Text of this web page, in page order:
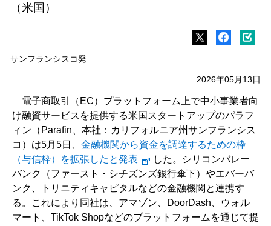
（米国）
サンフランシスコ発
2026年05月13日
電子商取引（EC）プラットフォーム上で中小事業者向
け融資サービスを提供する米国スタートアップのパラフ
ィン（Parafin、本社：カリフォルニア州サンフランシス
コ）は5月5日、 金融機関から資金を調達するための枠
（与信枠）を拡張したと発表
した。シリコンバレー
バンク（ファースト・シチズンズ銀行傘下）やエバーバ
ンク、トリニティキャピタルなどの金融機関と連携す
る。これにより同社は、アマゾン、DoorDash、ウォル
マート、TikTok Shopなどのプラットフォームを通じて提